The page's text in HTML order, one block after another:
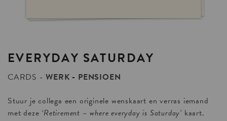
EVERYDAY SATURDAY
CARDS WERK
PENSIOEN
Stuur je collega een originele wenskaart en verras iemand
met deze ‘Retirement – where everyday is Saturday’ kaart.